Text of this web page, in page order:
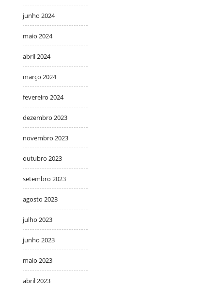
junho 2024
maio 2024
abril 2024
março 2024
fevereiro 2024
dezembro 2023
novembro 2023
outubro 2023
setembro 2023
agosto 2023
julho 2023
junho 2023
maio 2023
abril 2023